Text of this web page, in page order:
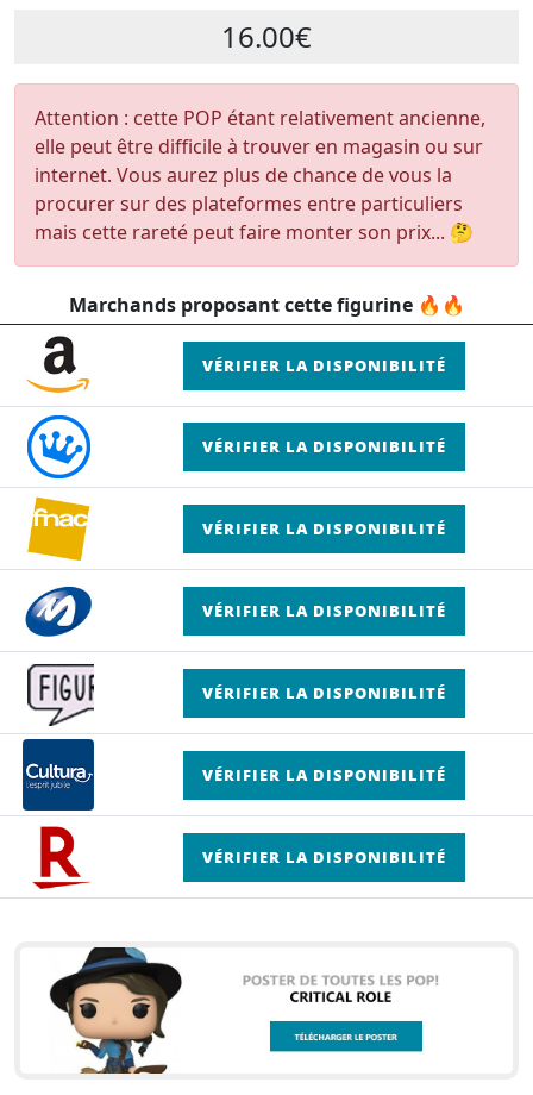
16.00€
Attention : cette POP étant relativement ancienne,
elle peut être difficile à trouver en magasin ou sur
internet. Vous aurez plus de chance de vous la
procurer sur des plateformes entre particuliers
mais cette rareté peut faire monter son prix... 🤔
Marchands proposant cette figurine 🔥🔥
VÉRIFIER LA DISPONIBILITÉ
VÉRIFIER LA DISPONIBILITÉ
VÉRIFIER LA DISPONIBILITÉ
VÉRIFIER LA DISPONIBILITÉ
VÉRIFIER LA DISPONIBILITÉ
VÉRIFIER LA DISPONIBILITÉ
VÉRIFIER LA DISPONIBILITÉ